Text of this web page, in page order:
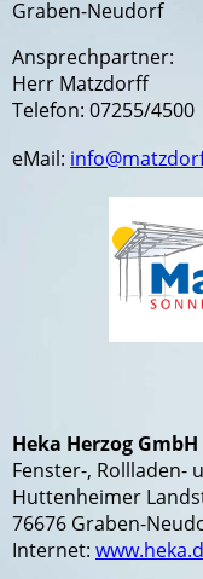
Graben-
Ansprechpartner:
Herr Matzdorff
Telefon: 07255/4500
eMail:
Heka Herzog GmbH
Fenster-, Rollladen-
Huttenheimer
76676 Graben-
Internet: